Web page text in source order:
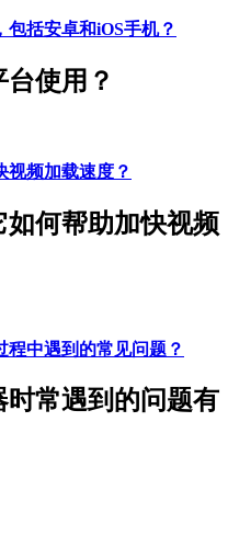
括安卓和iOS手机？
使用？
视频加载速度？
何帮助加快视频
程中遇到的常见问题？
常遇到的问题有